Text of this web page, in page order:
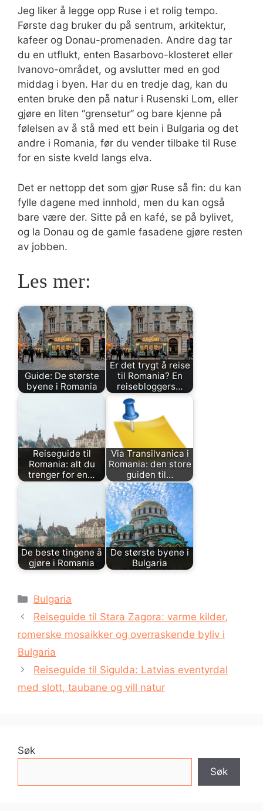
Jeg liker å legge opp Ruse i et rolig tempo.
Første dag bruker du på sentrum, arkitektur,
kafeer og Donau-promenaden. Andre dag tar
du en utflukt, enten Basarbovo-klosteret eller
Ivanovo-området, og avslutter med en god
middag i byen. Har du en tredje dag, kan du
enten bruke den på natur i Rusenski Lom, eller
gjøre en liten “grensetur” og bare kjenne på
følelsen av å stå med ett bein i Bulgaria og det
andre i Romania, før du vender tilbake til Ruse
for en siste kveld langs elva.
Det er nettopp det som gjør Ruse så fin: du kan
fylle dagene med innhold, men du kan også
bare være der. Sitte på en kafé, se på bylivet,
og la Donau og de gamle fasadene gjøre resten
av jobben.
Les mer:
Guide: De største
byene i Romania
Er det trygt å reise
til Romania? En
reisebloggers…
Reiseguide til
Romania: alt du
trenger for en…
Via Transilvanica i
Romania: den store
guiden til…
De beste tingene å
gjøre i Romania
De største byene i
Bulgaria
Kategorier
Bulgaria
Reiseguide til Stara Zagora: varme kilder,
romerske mosaikker og overraskende byliv i
Bulgaria
Reiseguide til Sigulda: Latvias eventyrdal
med slott, taubane og vill natur
Søk
Søk